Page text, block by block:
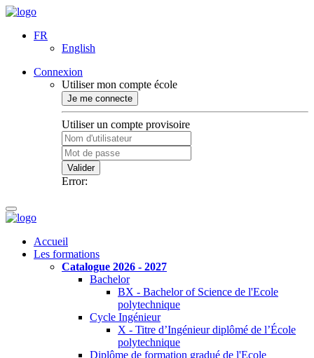
FR
English
Connexion
Utiliser mon compte école
Je me connecte
Utiliser un compte provisoire
Valider
Error:
Accueil
Les formations
Catalogue 2026 - 2027
Bachelor
BX - Bachelor of Science de l'Ecole
polytechnique
Cycle Ingénieur
X - Titre d’Ingénieur diplômé de l’École
polytechnique
Diplôme de formation gradué de l'Ecole